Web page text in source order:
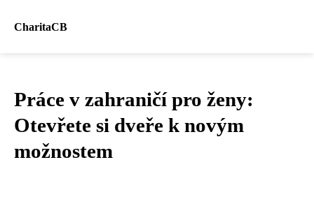
CharitaCB
Práce v zahraničí pro ženy:
Otevřete si dveře k novým
možnostem